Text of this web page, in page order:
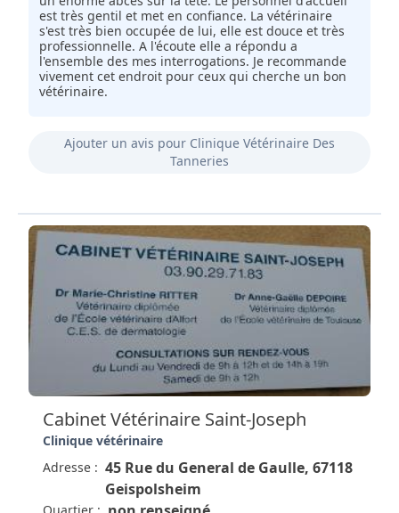
est très gentil et met en confiance. La vétérinaire
s'est très bien occupée de lui, elle est douce et très
professionnelle. A l'écoute elle a répondu a
l'ensemble des mes interrogations. Je recommande
vivement cet endroit pour ceux qui cherche un bon
vétérinaire.
Ajouter un avis pour Clinique Vétérinaire Des
Tanneries
Cabinet Vétérinaire Saint-Joseph
Clinique vétérinaire
Adresse : 45 Rue du General de Gaulle, 67118
Geispolsheim